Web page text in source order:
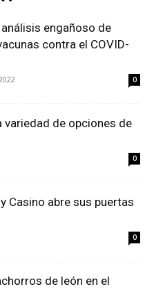
engañoso de
contra el COVID-
0
variedad de opciones de
0
Casino abre sus puertas
0
de león en el